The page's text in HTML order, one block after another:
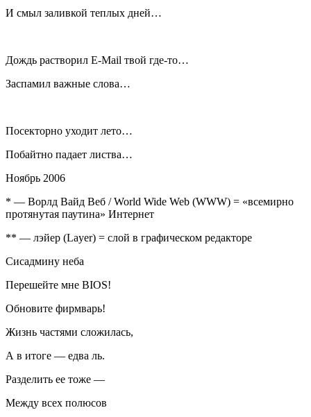
И смыл заливкой теплых дней…
Дождь растворил E-Mail твой где-то…
Заспамил важные слова…
Посекторно уходит лето…
Побайтно падает листва…
Ноябрь 2006
* — Ворлд Вайд Веб / World Wide Web (WWW) = «всемирно
протянутая паутина» Интернет
** — лэйер (Layer) = слой в графическом редакторе
Сисадмину неба
Перешейте мне BIOS!
Обновите фирмварь!
Жизнь частями сложилась,
А в итоге — едва ль.
Разделить ее тоже —
Между всех полюсов